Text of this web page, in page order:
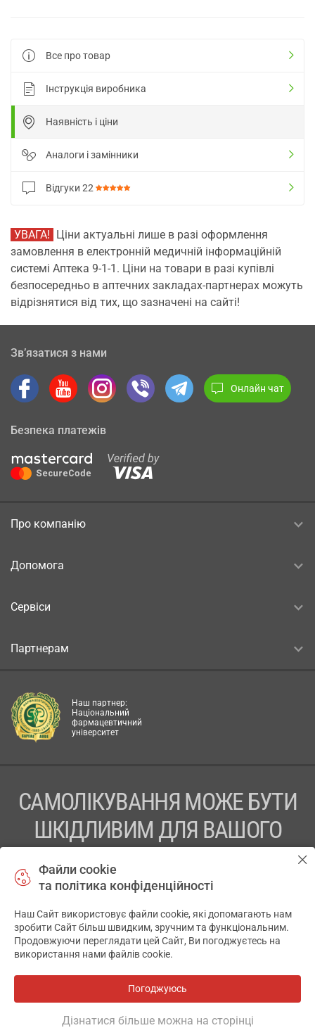
Все про товар
Інструкція виробника
Наявність і ціни
Аналоги і замінники
Відгуки 22
УВАГА! Ціни актуальні лише в разі оформлення
замовлення в електронній медичній інформаційній
системі Аптека 9-1-1. Ціни на товари в разі купівлі
безпосередньо в аптечних закладах-партнерах можуть
відрізнятися від тих, що зазначені на сайті!
Зв’язатися з нами
Онлайн чат
Безпека платежів
Про компанію
Допомога
Сервіси
Партнерам
Наш партнер:
Національний
фармацевтичний
університет
САМОЛІКУВАННЯ МОЖЕ БУТИ
ШКІДЛИВИМ ДЛЯ ВАШОГО
ПЕРЕД ЗАСТОСУВАННЯМ ПРЕПАРАТУ ПРОКОНСУЛЬТУЙТЕСЬ
ТОВ «АПТЕКА 911.ЮА» Код ЄДРПОУ 43631965.
Відмова від відповідальності
© 2014-2026. Медична інформаційна система АПТЕКА911.ЮА
Файли cookie
та політика конфіденційності
Наш Сайт використовує файли cookie, які допомагають нам
зробити Сайт більш швидким, зручним та функціональним.
Продовжуючи переглядати цей Сайт, Ви погоджуєтесь на
використання нами файлів cookie.
Погоджуюсь
Дізнатися більше можна на сторінці
✕